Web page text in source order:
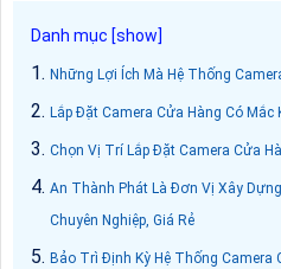
Những Lợi Ích Mà Hệ Thống
Lắp Đặt Camera Cửa Hàng Có Mắc
Chọn Vị Trí Lắp Đặt Camera Cửa
An Thành Phát Là Đơn Vị Xây
Chuyên Nghiệp, Giá Rẻ
Bảo Trì Định Kỳ Hệ Thống Camera